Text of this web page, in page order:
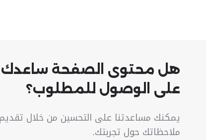
هل محتوى الصفحة ساعدك
على الوصول للمطلوب؟
يمكنك مساعدتنا على التحسين من خلال تقديم
ملاحظاتك حول تجربتك.